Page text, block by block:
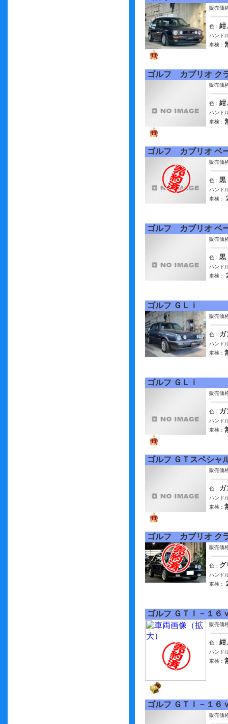
販売価
色： 紺
ハンド
車検：
ゴルフ カブリオ ク
販売価
色： 紺
ハンド
車検：
ゴルフ カブリオ ベ
販売価
色： 黒
ハンド
車検：
ゴルフ カブリオ ベ
販売価
色： 黒
ハンド
車検：
ゴルフ ＧＬｉ
販売価
色： ガ
ハンド
車検：
ゴルフ ＧＬｉ
販売価
色： ガ
ハンド
車検：
ゴルフ ＧＴスペシャ
販売価
色： ガ
ハンド
車検：
ゴルフ カブリオ ク
販売価
色： グ
ハンド
車検：
ゴルフ ＧＴＩ－１６
販売価
色： 紺
ハンド
車検：
ゴルフ ＧＴＩ－１６
販売価